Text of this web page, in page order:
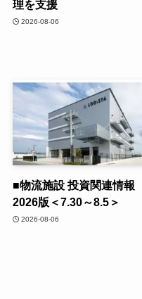
理を支援
2026-08-06
■物流施設 投資関連情報
2026版＜7.30～8.5＞
2026-08-06